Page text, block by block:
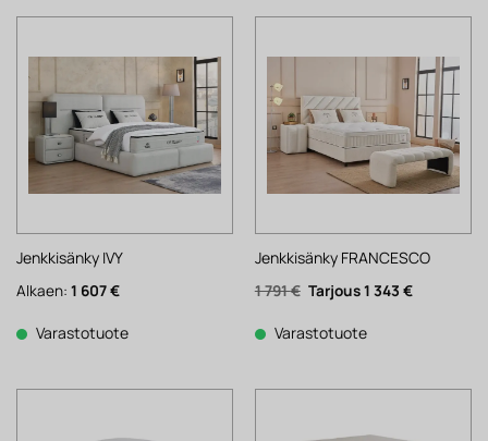
Jenkkisänky IVY
Alkaen: 1 607€
Varastotuote
Jenkkisänky FRANCESCO
1 791€ Alkuperäinen
hinta
1
791 €.
1 343 €Nykyinen
Varastotuote